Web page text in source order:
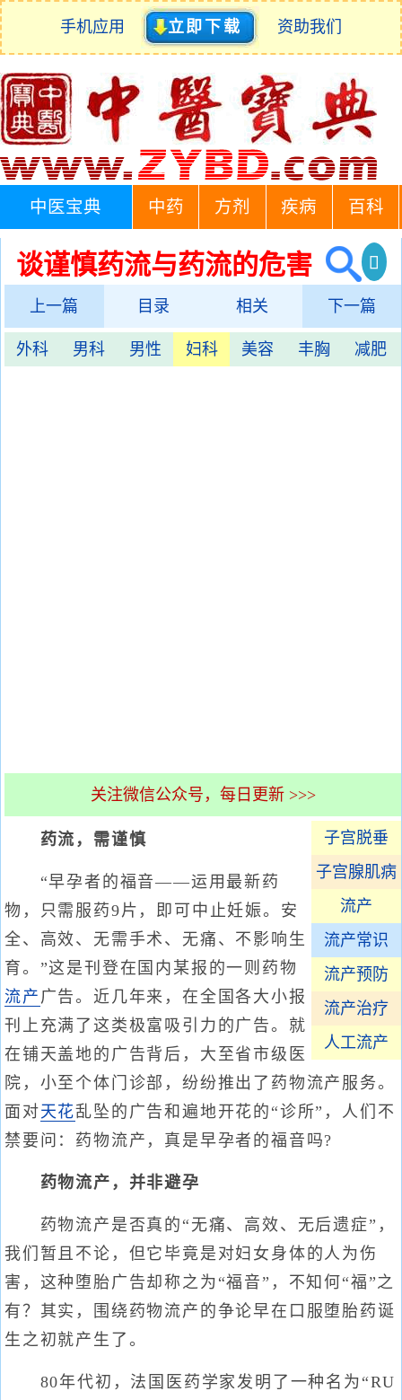
手机应用 立即下载 资助我们
中医宝典 中药 方剂 疾病 百科
谈谨慎药流与药流的危害
上一篇 目录 相关 下一篇
外科 男科 男性 妇科 美容 丰胸 减肥
关注微信公众号，每日更新 >>>
子宫脱垂
子宫腺肌病
流产
流产常识
流产预防
流产治疗
人工流产
药流，需谨慎
“早孕者的福音——运用最新药
物，只需服药9片，即可中止妊娠。安
全、高效、无需手术、无痛、不影响生
育。”这是刊登在国内某报的一则药物
流产 广告。近几年来，在全国各大小报
刊上充满了这类极富吸引力的广告。就
在铺天盖地的广告背后，大至省市级医
院，小至个体门诊部，纷纷推出了药物流产服务。
面对天花乱坠的广告和遍地开花的“诊所”，人们不
禁要问：药物流产，真是早孕者的福音吗?
药物流产，并非避孕
药物流产是否真的“无痛、高效、无后遗症”，
我们暂且不论，但它毕竟是对妇女身体的人为伤
害，这种堕胎广告却称之为“福音”，不知何“福”之
有？其实，围绕药物流产的争论早在口服堕胎药诞
生之初就产生了。
80年代初，法国医药学家发明了一种名为“RU